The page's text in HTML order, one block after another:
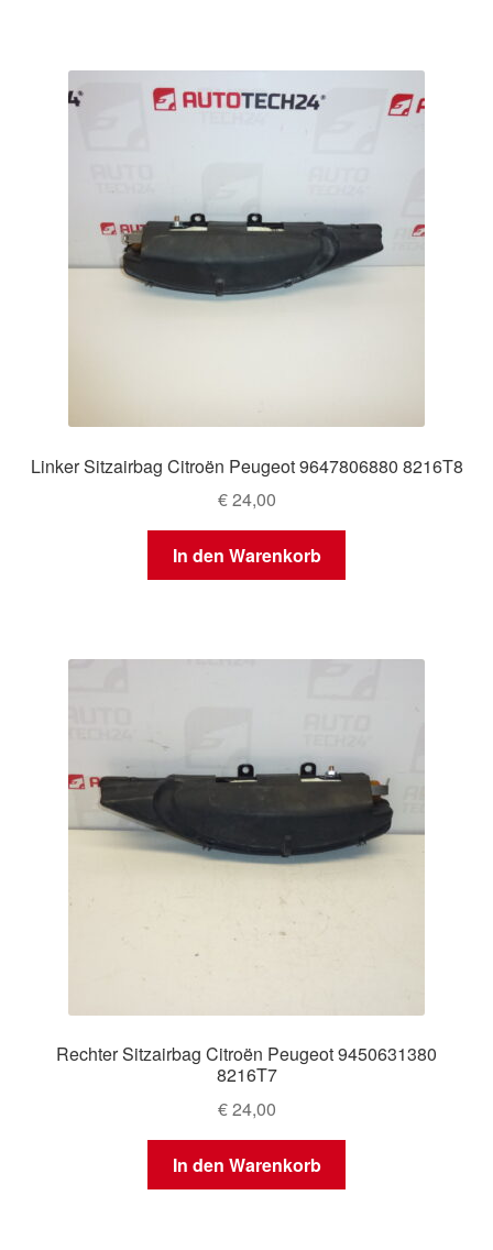
Linker Sitzairbag Citroën Peugeot 9647806880 8216T8
€24,00
In den Warenkorb
Rechter Sitzairbag Citroën Peugeot 9450631380
8216T7
€24,00
In den Warenkorb